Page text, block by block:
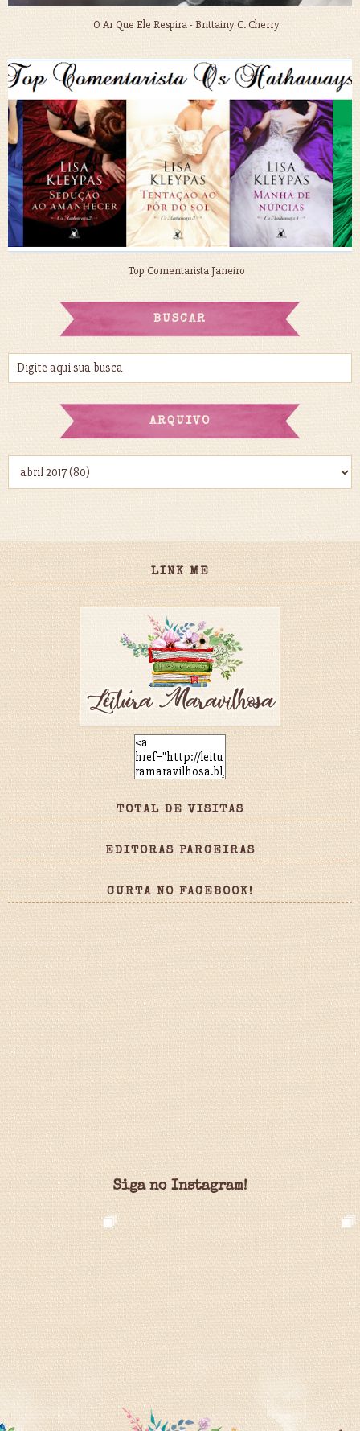
O Ar Que Ele Respira - Brittainy C. Cherry
Top Comentarista Janeiro
BUSCAR
ARQUIVO
LINK ME
TOTAL DE VISITAS
EDITORAS PARCEIRAS
CURTA NO FACEBOOK!
Siga no Instagram!